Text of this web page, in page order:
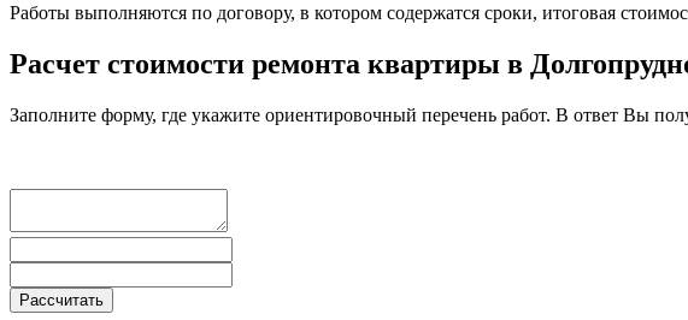
Работы выполняются по договору, в котором содержатся сроки, итоговая
Расчет стоимости ремонта квартиры в
Заполните форму, где укажите ориентировочный перечень работ. В ответ Вы